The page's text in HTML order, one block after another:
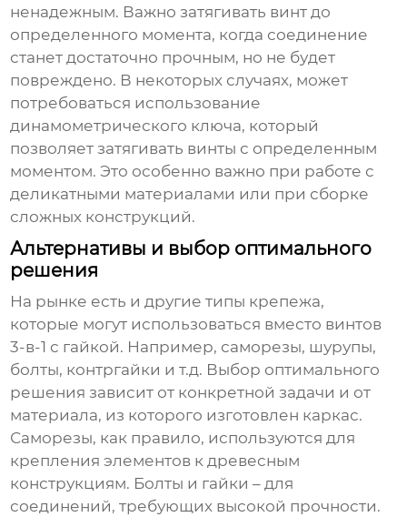
ненадежным. Важно затягивать винт до
определенного момента, когда соединение
станет достаточно прочным, но не будет
повреждено. В некоторых случаях, может
потребоваться использование
динамометрического ключа, который
позволяет затягивать винты с определенным
моментом. Это особенно важно при работе с
деликатными материалами или при сборке
сложных конструкций.
Альтернативы и выбор оптимального
решения
На рынке есть и другие типы крепежа,
которые могут использоваться вместо винтов
3-в-1 с гайкой. Например, саморезы, шурупы,
болты, контргайки и т.д. Выбор оптимального
решения зависит от конкретной задачи и от
материала, из которого изготовлен каркас.
Саморезы, как правило, используются для
крепления элементов к древесным
конструкциям. Болты и гайки – для
соединений, требующих высокой прочности.